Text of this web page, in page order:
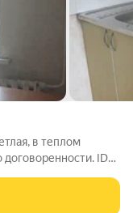
в теплом
ID